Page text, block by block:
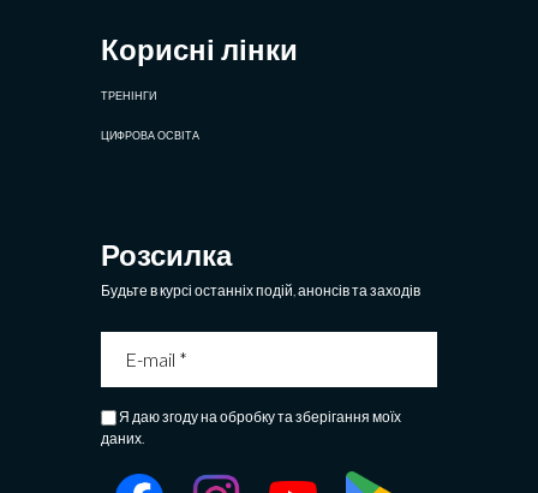
Корисні лінки
ТРЕНІНГИ
ЦИФРОВА ОСВІТА
Розсилка
Будьте в курсі останніх подій, анонсів та заходів
Я даю згоду на обробку та зберігання моїх
даних.